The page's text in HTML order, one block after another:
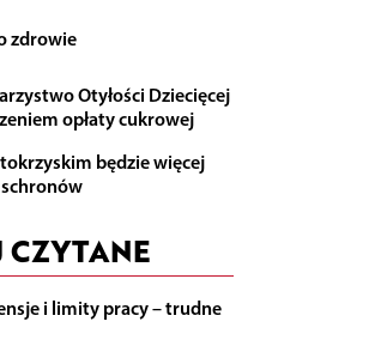
zdrowie
Otyłości Dziecięcej
opłaty cukrowej
będzie więcej
CZYTANE
i limity pracy – trudne